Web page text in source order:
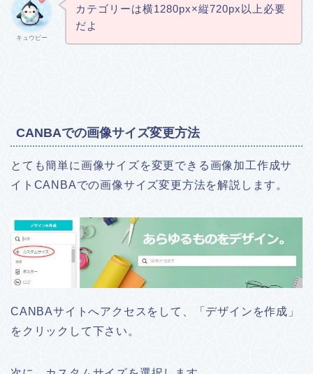
キュウピー
カテゴリーは横1280px×縦720px以上必要
だよ
CANBAでの画像サイズ変更方法
とても簡単に画像サイズを変更できる画像加工作成サ
イトCANBAでの画像サイズ変更方法を解説します。
CANBAサイトへアクセスをして、「デザインを作成」
をクリックして下さい。